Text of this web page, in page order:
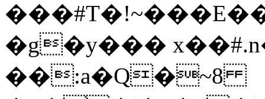
�g�y���
��:a�Q�~8